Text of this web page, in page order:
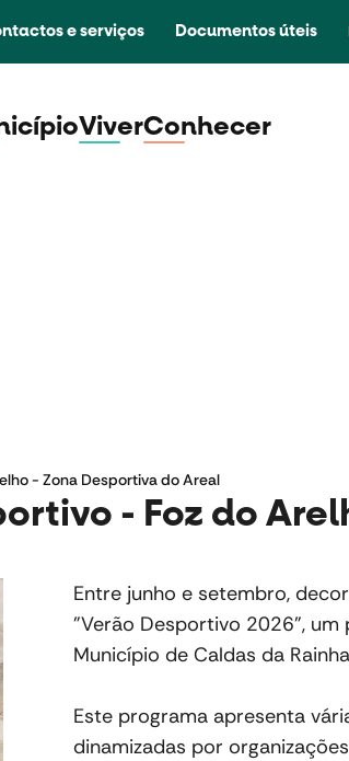
ViverConhecer
e serviços Documentos úteis
- Foz do
- Zona Desportiva do Areal
Entre junho e setembro,
"Verão Desportivo 2026",
Município de Caldas da
Este programa apresenta
dinamizadas por